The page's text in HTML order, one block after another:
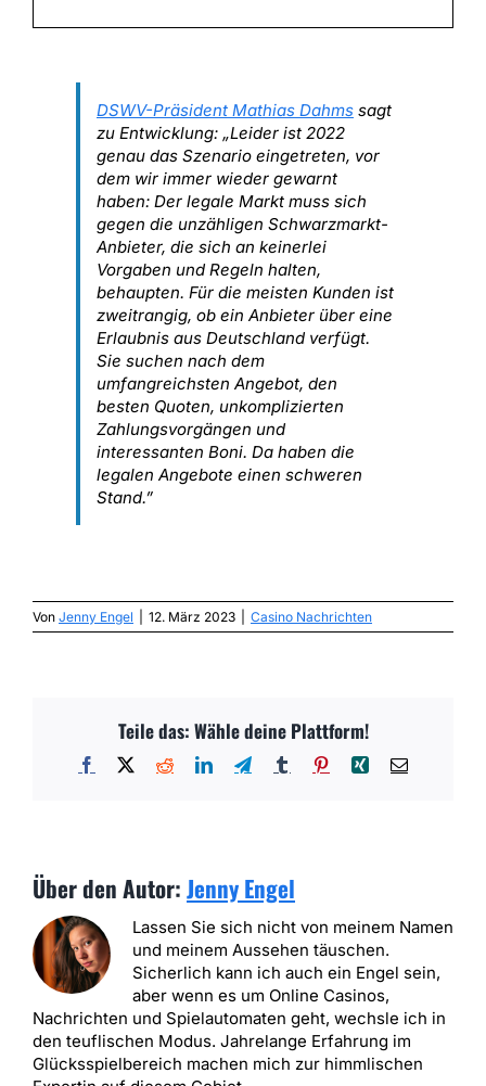
DSWV-Präsident Mathias Dahmssagt
zu Entwicklung: „Leider ist 2022
genau das Szenario eingetreten, vor
dem wir immer wieder gewarnt
haben: Der legale Markt muss sich
gegen die unzähligen Schwarzmarkt-
Anbieter, die sich an keinerlei
Vorgaben und Regeln halten,
behaupten. Für die meisten Kunden ist
zweitrangig, ob ein Anbieter über eine
Erlaubnis aus Deutschland verfügt.
Sie suchen nach dem
umfangreichsten Angebot, den
besten Quoten, unkomplizierten
Zahlungsvorgängen und
interessanten Boni. Da haben die
legalen Angebote einen schweren
Stand.”
Von Jenny Engel 12. März 2023 Casino Nachrichten
Teile das: Wähle deine Plattform!
Facebook RedditLinkedInTelegramTumblr PinterestXing E-
Über den Autor:Jenny Engel
Lassen Sie sich nicht von meinem Namen
und meinem Aussehen täuschen.
Sicherlich kann ich auch ein Engel sein,
aber wenn es um Online Casinos,
Nachrichten und Spielautomaten geht, wechsle ich in
den teuflischen Modus. Jahrelange Erfahrung im
Glücksspielbereich machen mich zur himmlischen